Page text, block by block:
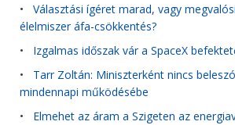
• Választási ígéret marad, vagy
élelmiszer áfa-csökkentés?
• Izgalmas időszak vár a SpaceX
• Tarr Zoltán: Miniszterként nincs
mindennapi működésébe
• Elmehet az áram a Szigeten az